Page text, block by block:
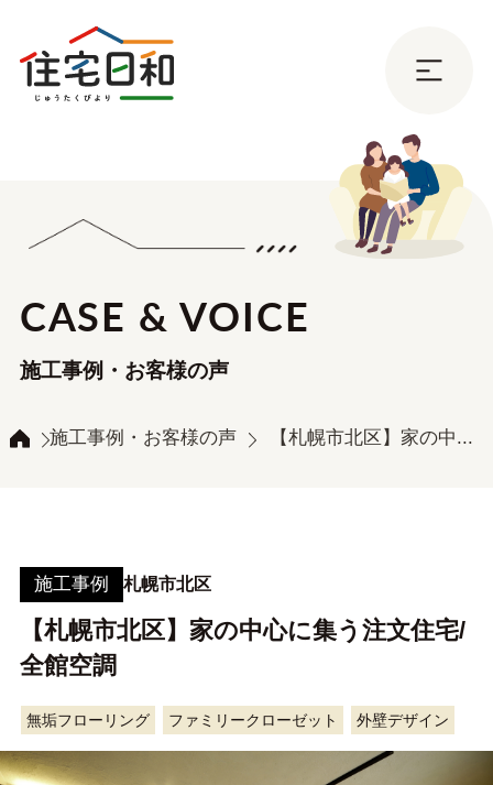
CASE & VOICE
施工事例・お客様の声
施工事例・お客様の声 【札幌市北区】家の中...
施工事例 札幌市北区
【札幌市北区】家の中心に集う注文住宅/
全館空調
無垢フローリング ファミリークローゼット 外壁デザイン